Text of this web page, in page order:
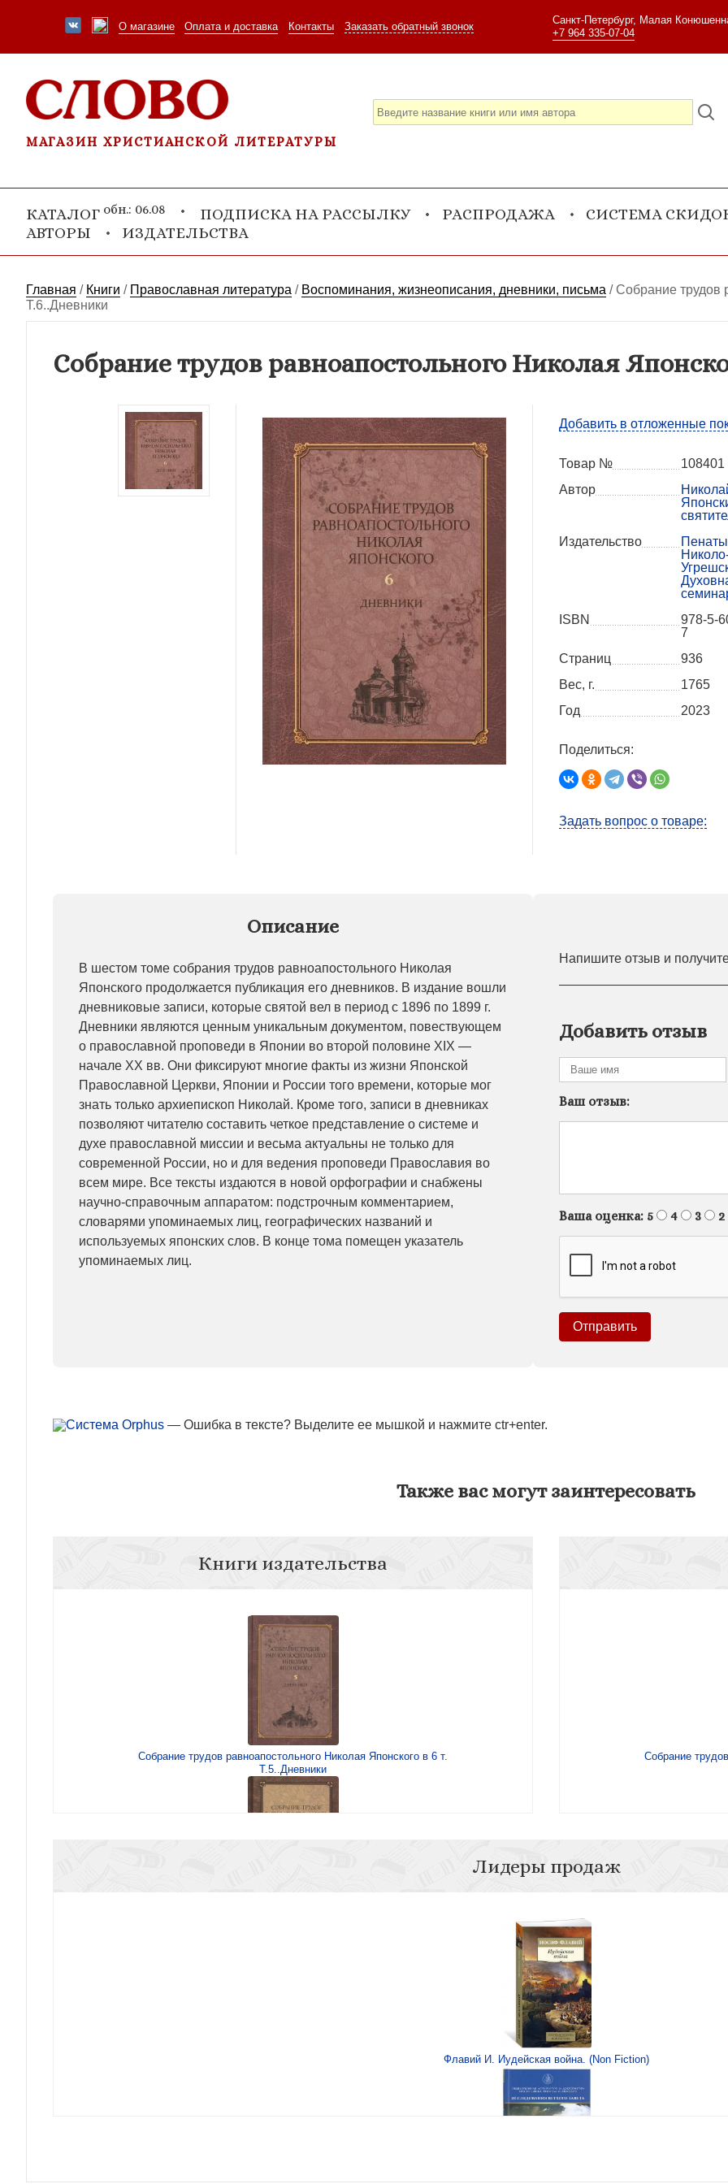
О магазине Оплата и доставка Контакты Заказать обратный звонок
Санкт-Петербург, Малая
+7 964 335-07-04
МАГАЗИН ХРИСТИАНСКОЙ ЛИТЕРАТУРЫ
КАТАЛОГ обн.: 06.08 ПОДПИСКА НА РАССЫЛКУ РАСПРОДАЖА
СИСТЕМА
АВТОРЫ
ИЗДАТЕЛЬСТВА
Главная / Книги / Православная литература / Воспоминания, жизнеописания, дневники, письма /Собрание трудов
Т.6..Дневники
Собрание трудов равноапостольного Николая
Добавить в отложенные
Товар №
108401
Автор
Издательство
Пенаты
ISBN
978-5-
7
Страниц
936
Вес, г.
1765
Год
2023
Поделиться:
Задать вопрос о товаре:
Описание
В шестом томе собрания трудов равноапостольного Николая
Японского продолжается публикация его дневников. В издание вошли
дневниковые записи, которые святой вел в период с 1896 по 1899 г.
Дневники являются ценным уникальным документом, повествующем
о православной проповеди в Японии во второй половине XIX —
начале XX вв. Они фиксируют многие факты из жизни Японской
Православной Церкви, Японии и России того времени, которые мог
знать только архиепископ Николай. Кроме того, записи в дневниках
позволяют читателю составить четкое представление о системе и
духе православной миссии и весьма актуальны не только для
современной России, но и для ведения проповеди Православия во
всем мире. Все тексты издаются в новой орфографии и снабжены
научно-справочным аппаратом: подстрочным комментарием,
словарями упоминаемых лиц, географических названий и
используемых японских слов. В конце тома помещен указатель
упоминаемых лиц.
Напишите отзыв и
Добавить отзыв
Ваш отзыв:
Ваша оценка: 5 4 3 2
— Ошибка в тексте? Выделите ее мышкой и нажмите ctr+enter.
Также вас могут заинтересовать
Собрание
Книги издательства
Собрание трудов равноапостольного Николая Японского в 6 т.
Т.5..Дневники
Лидеры продаж
Флавий И. Иудейская война. (Non Fiction)